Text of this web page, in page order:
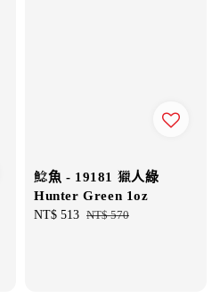
鯰魚 - 19181 獵人綠
Hunter Green 1oz
Sale
NT$ 513 Regular
NT$ 570